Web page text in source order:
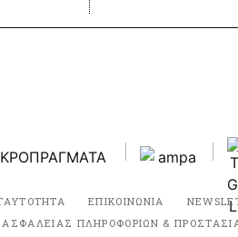
ΕΠΙΚΟΙΝΩΝΙΑ
ΑΣΦΑΛΕΙΑΣ ΠΛΗΡΟΦΟΡΙΩΝ &